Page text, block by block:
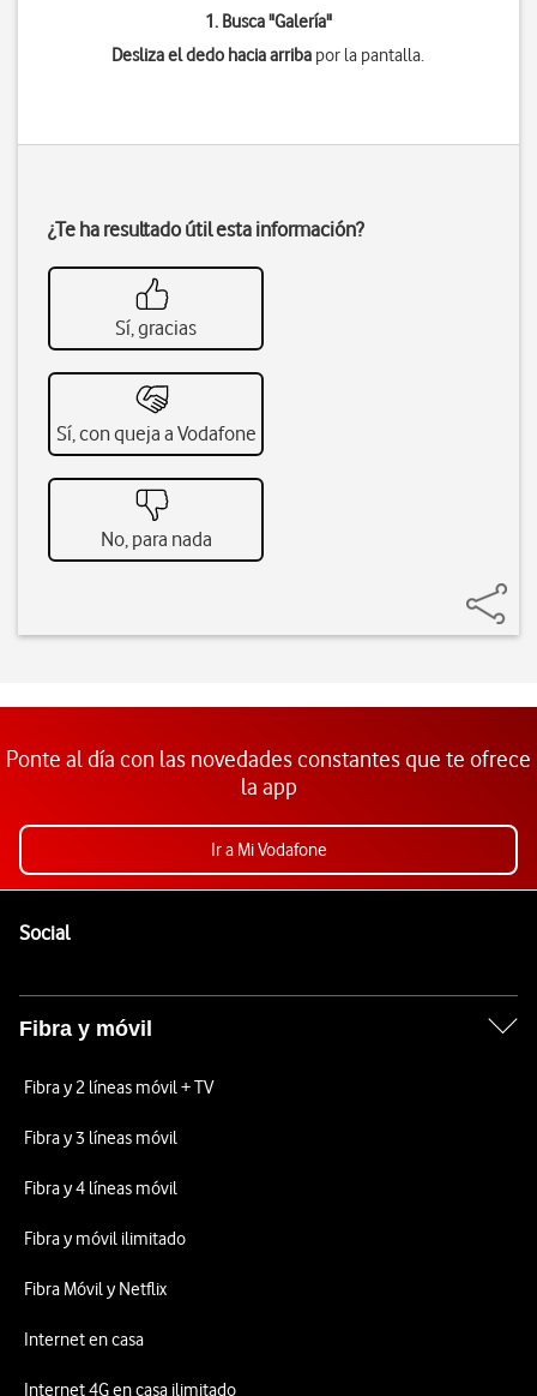
1. Busca "Galería"
Desliza el dedo hacia arriba por la pantalla.
¿Te ha resultado útil esta información?
Sí, gracias
Sí, con queja a Vodafone
No, para nada
Ponte al día con las novedades constantes que te ofrece
la app
Ir a Mi Vodafone
SocialEnlaces a las redes sociales de Vodafone
Fibra y móvil
Fibra y 2 líneas móvil + TV
Fibra y 3 líneas móvil
Fibra y 4 líneas móvil
Fibra y móvil ilimitado
Fibra Móvil y Netflix
Internet en casa
Internet 4G en casa ilimitado